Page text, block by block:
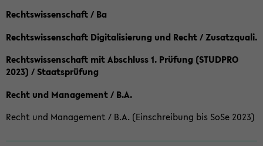
Rechtswissenschaft / Ba
Rechtswissenschaft Digitalisierung und Recht / Zusatzquali.
Rechtswissenschaft mit Abschluss 1. Prüfung (STUDPRO
2023) / Staatsprüfung
Recht und Management / B.A.
Recht und Management / B.A. (Einschreibung bis SoSe 2023)